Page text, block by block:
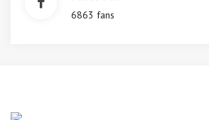
6863 fans